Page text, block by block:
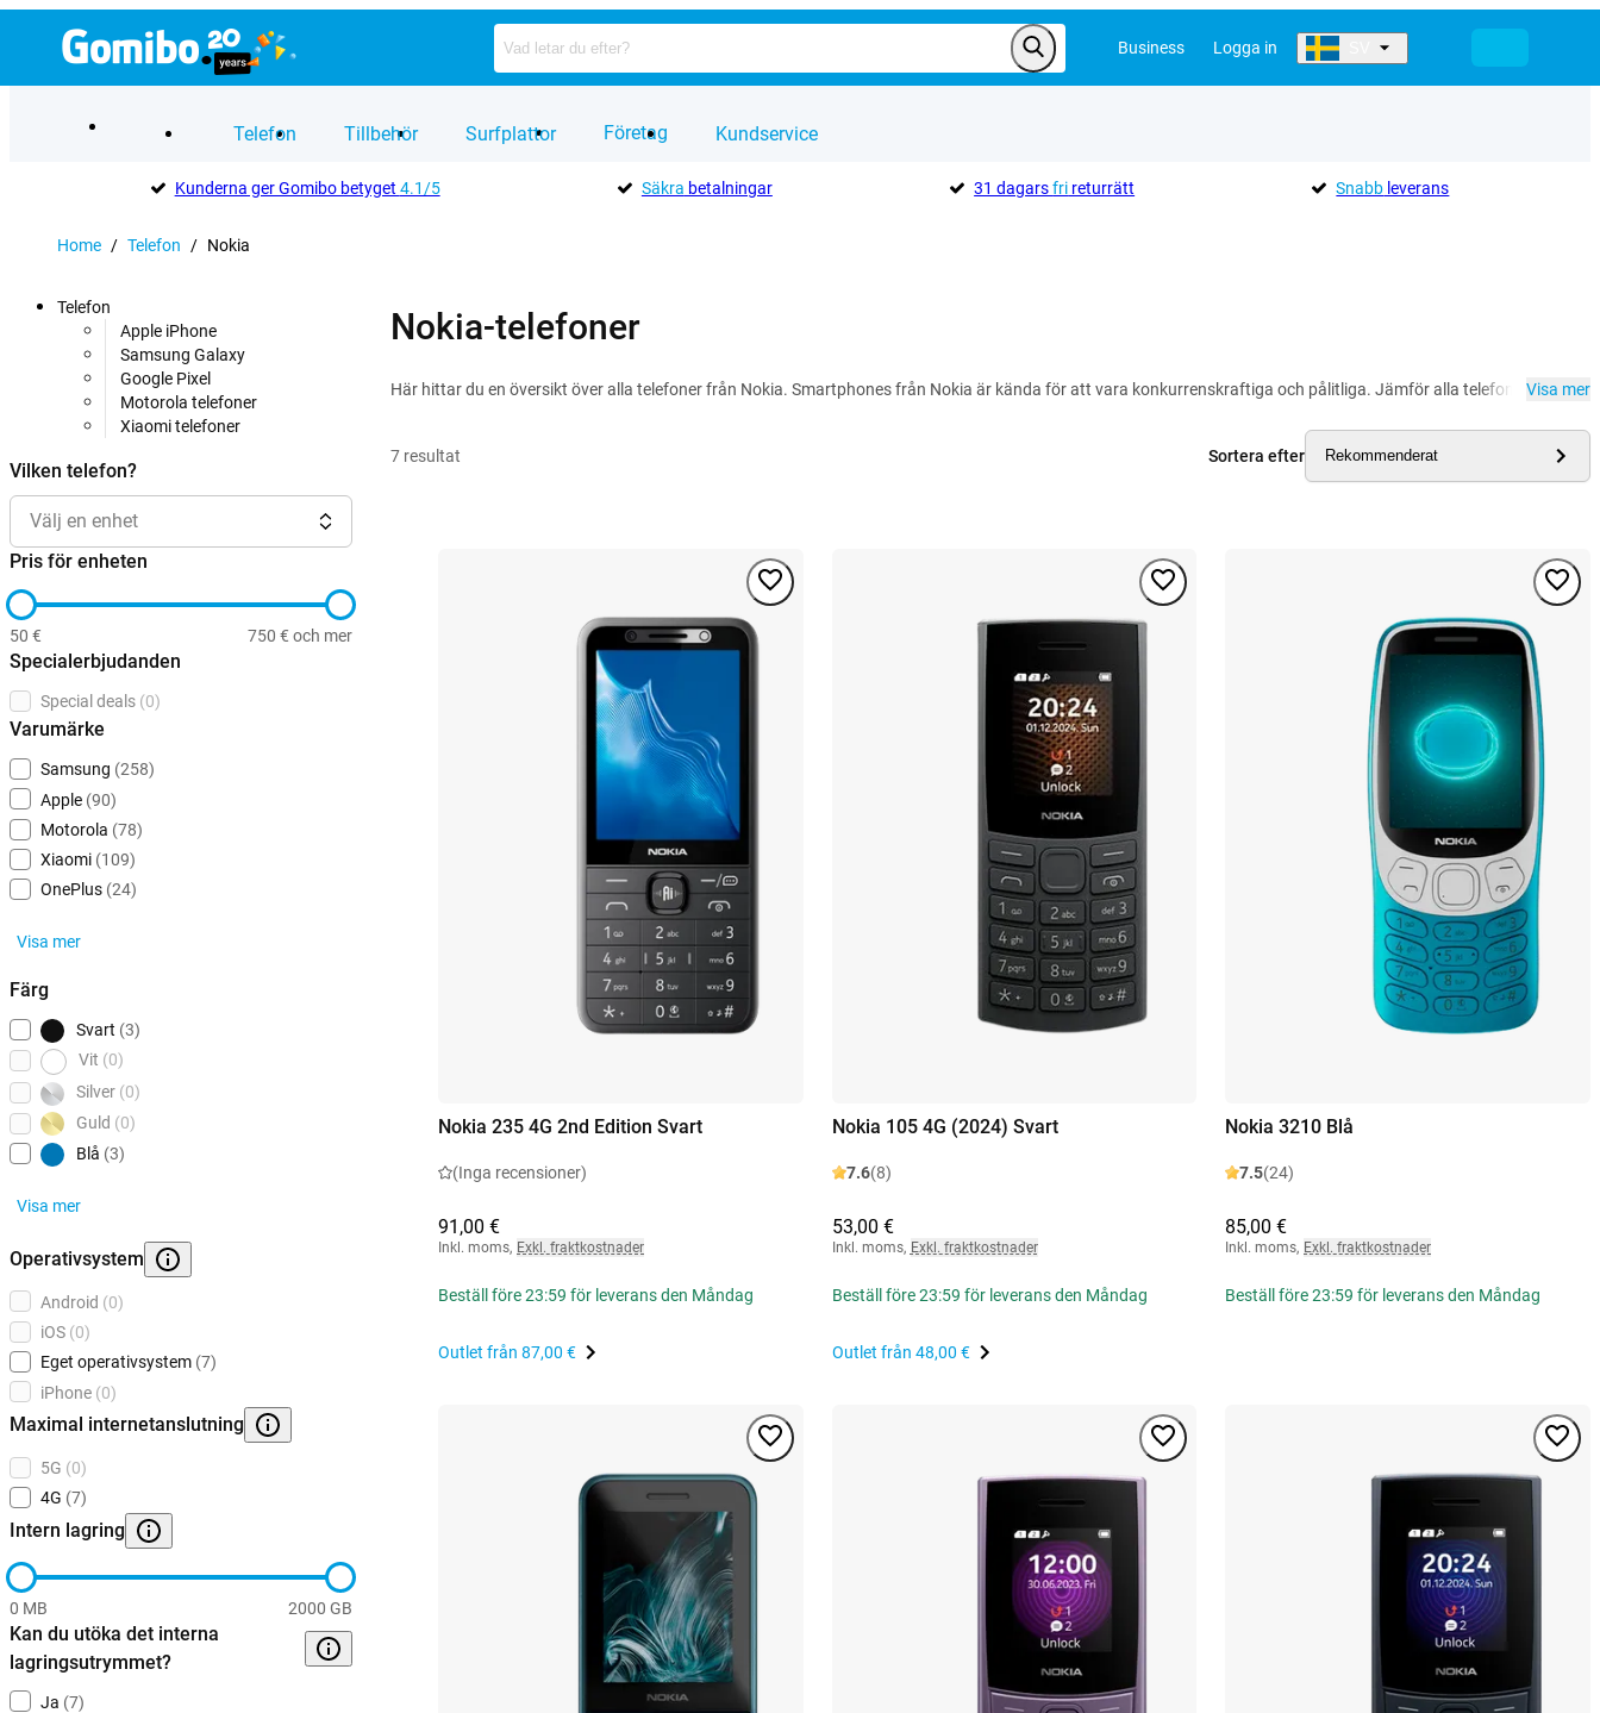
Business Logga in
Telefon Tillbehör Surfplattor Företag Kundservice
Kunderna ger Gomibo betyget 4.1/5 Säkra betalningar 31 dagarsfri returrätt Snabb leverans
Home / Telefon / Nokia
Telefon
Apple iPhone
Samsung Galaxy
Google Pixel
Motorola telefoner
Xiaomi telefoner
Vilken telefon?
Välj en enhet
Pris för enheten
50 € 750 € och mer
Specialerbjudanden
Special deals (0)
Varumärke
Samsung (258)
Apple (90)
Motorola (78)
Xiaomi (109)
OnePlus (24)
Visa mer
Färg
Svart (3)
Vit (0)
Silver (0)
Guld (0)
Blå (3)
Visa mer
Operativsystem
Android (0)
iOS (0)
Eget operativsystem (7)
iPhone (0)
Maximal internetanslutning
5G (0)
4G (7)
Intern lagring
0 MB 2000 GB
Kan du utöka det interna
lagringsutrymmet?
Ja (7)
Nokia-telefoner
Här hittar du en översikt över alla telefoner från Nokia. Smartphones från Nokia är kända för att vara konkurrenskraftiga och pålitliga. Jämför alla telefoner ochVisa mer
7 resultat Sortera efter Rekommenderat
Nokia 235 4G 2nd Edition Svart
(Inga recensioner)
91,00 €
Inkl. moms, Exkl. fraktkostnader
Beställ före 23:59 för leverans den Måndag
Outlet från 87,00 €
Nokia 105 4G (2024) Svart
7.6(8)
53,00 €
Inkl. moms, Exkl. fraktkostnader
Beställ före 23:59 för leverans den Måndag
Outlet från 48,00 €
Nokia 3210 Blå
7.5(24)
85,00 €
Inkl. moms, Exkl. fraktkostnader
Beställ före 23:59 för leverans den Måndag